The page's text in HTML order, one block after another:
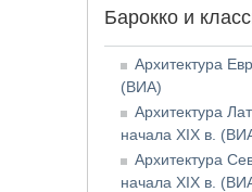
Барокко и
Архитектура
(ВИА)
Архитектура
начала XIX в.
Архитектура
начала XIX в.